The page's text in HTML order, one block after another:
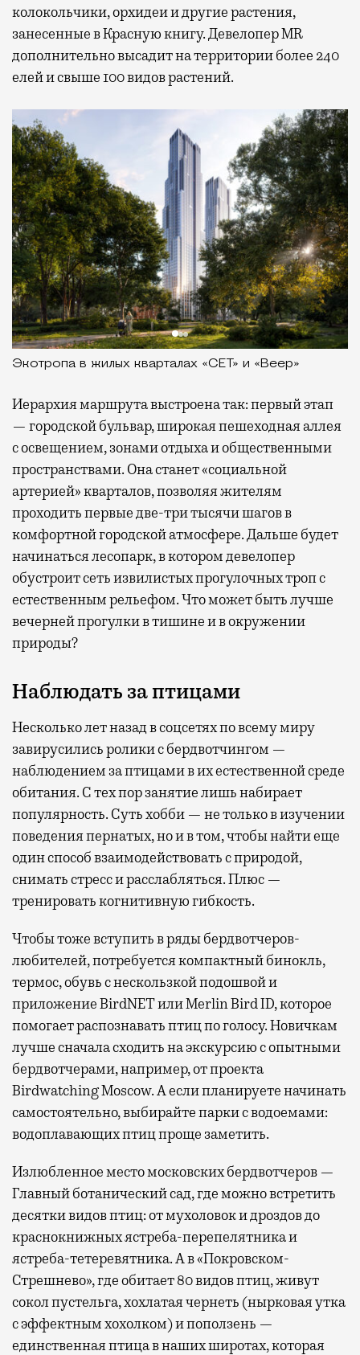
колокольчики, орхидеи и другие растения,
занесенные в Красную книгу. Девелопер MR
дополнительно высадит на территории более 240
елей и свыше 100 видов растений.
Экотропа в жилых кварталах «СЕТ» и «Веер»
Иерархия маршрута выстроена так: первый этап
— городской бульвар, широкая пешеходная аллея
с освещением, зонами отдыха и общественными
пространствами. Она станет «социальной
артерией» кварталов, позволяя жителям
проходить первые две-три тысячи шагов в
комфортной городской атмосфере. Дальше будет
начинаться лесопарк, в котором девелопер
обустроит сеть извилистых прогулочных троп с
естественным рельефом. Что может быть лучше
вечерней прогулки в тишине и в окружении
природы?
Наблюдать за птицами
Несколько лет назад в соцсетях по всему миру
завирусились ролики с бердвотчингом —
наблюдением за птицами в их естественной среде
обитания. С тех пор занятие лишь набирает
популярность. Суть хобби — не только в изучении
поведения пернатых, но и в том, чтобы найти еще
один способ взаимодействовать с природой,
снимать стресс и расслабляться. Плюс —
тренировать когнитивную гибкость.
Чтобы тоже вступить в ряды бердвотчеров-
любителей, потребуется компактный бинокль,
термос, обувь с нескользкой подошвой и
приложение BirdNET или Merlin Bird ID, которое
помогает распознавать птиц по голосу. Новичкам
лучше сначала сходить на экскурсию с опытными
бердвотчерами, например, от проекта
Birdwatching Moscow. А если планируете начинать
самостоятельно, выбирайте парки с водоемами:
водоплавающих птиц проще заметить.
Излюбленное место московских бердвотчеров —
Главный ботанический сад, где можно встретить
десятки видов птиц: от мухоловок и дроздов до
краснокнижных ястреба-перепелятника и
ястреба-тетеревятника. А в «Покровском-
Стрешнево», где обитает 80 видов птиц, живут
сокол пустельга, хохлатая чернеть (нырковая утка
с эффектным хохолком) и поползень —
единственная птица в наших широтах, которая